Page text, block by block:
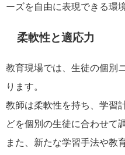
ーズを自由に表現できる環
柔軟性と適応力
教育現場では、生徒の個別
ります。
教師は柔軟性を持ち、学習
どを個別の生徒に合わせて
また、新たな学習手法や教